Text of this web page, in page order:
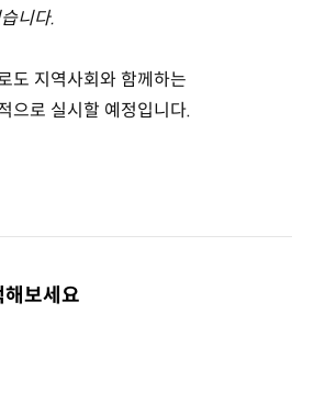
니다.
도 지역사회와 함께하는
으로 실시할 예정입니다.
해보세요